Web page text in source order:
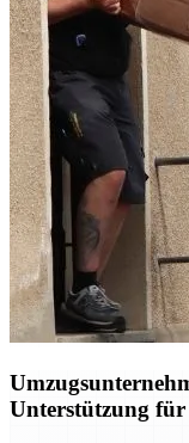
Unterstützung